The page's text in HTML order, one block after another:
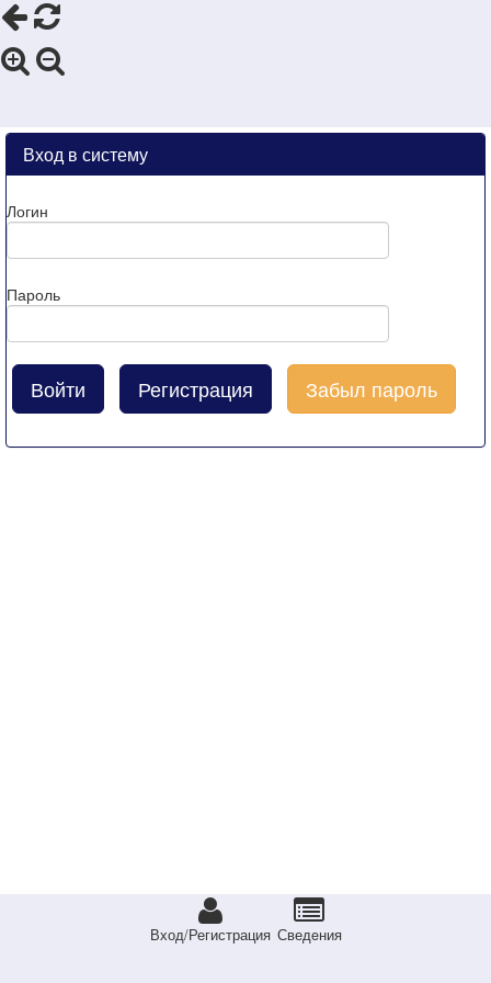
Вход в систему
Логин
Пароль
Регистрация Забыл пароль
Вход/Регистрация Сведeния